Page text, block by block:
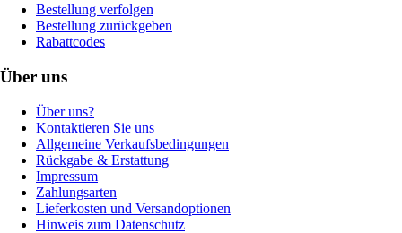
Bestellung verfolgen
Bestellung zurückgeben
Rabattcodes
Über uns
Über uns?
Kontaktieren Sie uns
Allgemeine Verkaufsbedingungen
Rückgabe & Erstattung
Impressum
Zahlungsarten
Lieferkosten und Versandoptionen
Hinweis zum Datenschutz